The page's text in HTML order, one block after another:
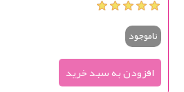
ناموجود